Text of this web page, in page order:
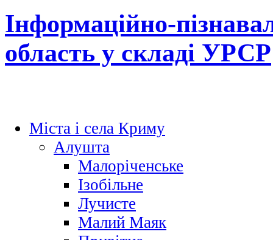
Інформаційно-
область у складі УРСР
Міста і села Криму
Алушта
Малоріченське
Ізобільне
Лучисте
Малий Маяк